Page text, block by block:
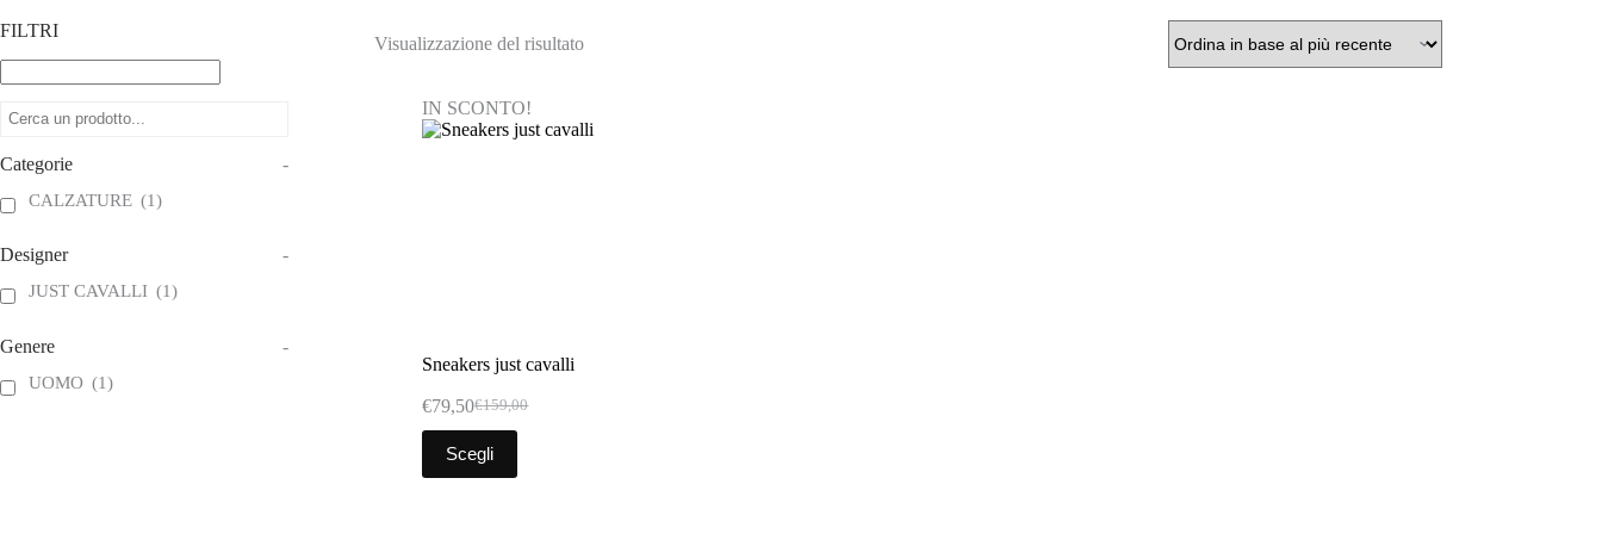
Visualizzazione del risultato
IN SCONTO!
Sneakers just cavalli
€159,00
Il
prezzo
originale
era:
€79,50Il
prezzo
attuale
è:
Scegli
Questo
prodotto
ha
FILTRI
Categorie -
CALZATURE (1)
Designer -
JUST CAVALLI (1)
Genere -
UOMO (1)